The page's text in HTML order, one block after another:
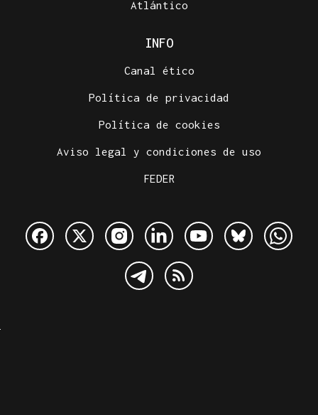
Atlántico
INFO
Canal ético
Política de privacidad
Política de cookies
Aviso legal y condiciones de uso
FEDER